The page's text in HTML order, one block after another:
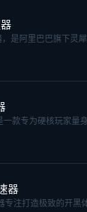
是阿里巴巴旗下灵犀
款专为硬核玩家量身
器
专注打造极致的开黑